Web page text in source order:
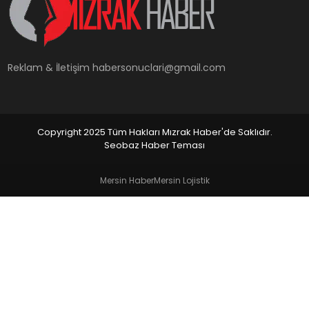
YAŞAM
Reklam & İletişimhabersonuclari@gmail.com
Copyright 2025 Tüm Hakları Mızrak Haber'de Saklıdır.
Seobaz Haber Teması
Mersin HaberMersin Lojistik